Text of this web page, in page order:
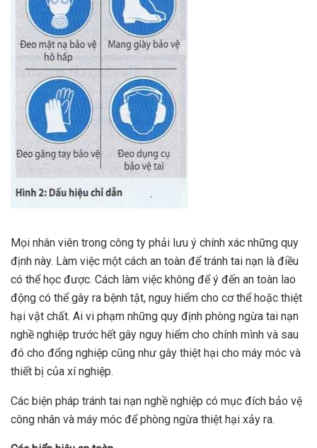
Mọi nhân viên trong công ty phải lưu ý chính xác những quy
định này. Làm việc một cách an toàn để tránh tai nạn là điều
có thể học được. Cách làm việc không để ý đến an toàn lao
động có thể gây ra bệnh tật, nguy hiểm cho cơ thể hoặc thiệt
hại vật chất. Ai vi phạm những quy định phòng ngừa tai nạn
nghề nghiệp trước hết gây nguy hiểm cho chính mình và sau
đó cho đổng nghiệp cũng như gây thiệt hại cho máy móc và
thiết bị của xí nghiệp.
Các biện pháp tránh tai nạn nghề nghiệp có mục đích bảo vệ
công nhân và máy móc để phòng ngừa thiệt hại xảy ra.